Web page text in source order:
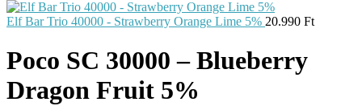
Elf Bar Trio 40000 - Strawberry Orange Lime 5% 20.990 Ft
Poco SC 30000 – Blueberry
Dragon Fruit 5%